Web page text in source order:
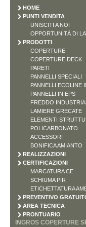
HOME
PUNTI VENDITA
UNISCITI A NOI
OPPORTUNITÀ DI
PRODOTTI
COPERTURE
COPERTURE DECK
PARETI
PANNELLI SPECIALI
PANNELLI ECOLINE
PANNELLI IN EPS
FREDDO
LAMIERE GRECATE
ELEMENTI
POLICARBONATO
ACCESSORI
BONIFICA AMIANTO
REALIZZAZIONI
CERTIFICAZIONI
MARCATURA CE
SCHIUMA PIR
ETICHETTATURA
PREVENTIVO
AREA TECNICA
PRONTUARIO
INGROS COPERTURE